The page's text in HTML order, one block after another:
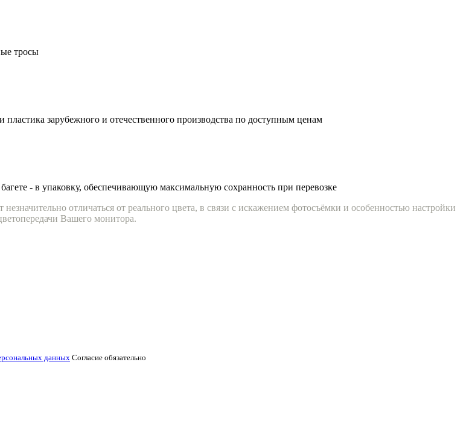
тросы
зарубежного и отечественного производства по доступным ценам
- в упаковку, обеспечивающую максимальную сохранность при перевозке
отличаться от реального цвета, в связи с искажением фотосъёмки и особенностью настройки
Вашего монитора.
данных Согласие обязательно